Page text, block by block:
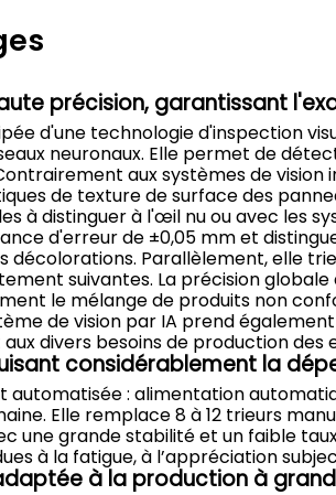
précision, garantissant
d'une technologie d'inspection
neuronaux. Elle permet de
aux systèmes de
de texture de surface des
à distinguer à l'œil nu ou avec les
d'erreur de ±0,05 mm et
décolorations. Parallèlement, elle
suivantes. La précision
le mélange de produits non
de vision par IA prend
divers besoins de production des
considérablement la
: alimentation
Elle remplace 8 à 12 trieurs
une grande stabilité et un faible
à la fatigue, à l’appréciation
à la production à